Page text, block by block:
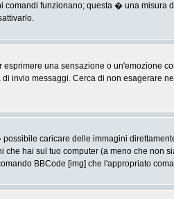
comandi funzionano; questa � una misura
una sensazione o un'emozione
invio messaggi. Cerca di non esagerare
caricare delle immagini
hai sul tuo computer (a meno che
BBCode [img] che l'appropriato